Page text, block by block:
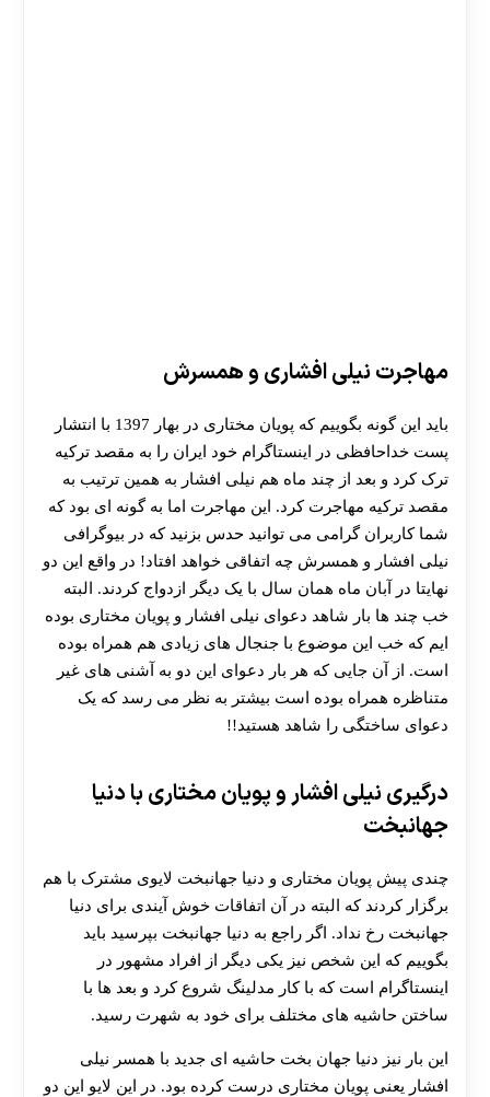
مهاجرت نیلی افشاری و همسرش
باید این گونه بگوییم که پویان مختاری در بهار 1397 با انتشار
پست خداحافظی در اینستاگرام خود ایران را به مقصد ترکیه
ترک کرد و بعد از چند ماه هم نیلی افشار به همین ترتیب به
مقصد ترکیه مهاجرت کرد. این مهاجرت اما به گونه ای بود که
شما کاربران گرامی می توانید حدس بزنید که در بیوگرافی
نیلی افشار و همسرش چه اتفاقی خواهد افتاد! در واقع این دو
نهایتا در آبان ماه همان سال با یک دیگر ازدواج کردند. البته
خب چند ها بار شاهد دعوای نیلی افشار و پویان مختاری بوده
ایم که خب این موضوع با جنجال های زیادی هم همراه بوده
است. از آن جایی که هر بار دعوای این دو به آشنی های غیر
متناظره همراه بوده است بیشتر به نظر می رسد که یک
دعوای ساختگی را شاهد هستید!!
درگیری نیلی افشار و پویان مختاری با دنیا
جهانبخت
چندی پیش پویان مختاری و دنیا جهانبخت لایوی مشترک با هم
برگزار کردند که البته در آن اتفاقات خوش آیندی برای دنیا
جهانبخت رخ نداد. اگر راجع به دنیا جهانبخت بپرسید باید
بگوییم که این شخص نیز یکی دیگر از افراد مشهور در
اینستاگرام است که با کار مدلینگ شروع کرد و بعد ها با
ساختن حاشیه های مختلف برای خود به شهرت رسید.
این بار نیز دنیا جهان بخت حاشیه ای جدید با همسر نیلی
افشار یعنی پویان مختاری درست کرده بود. در این لایو این دو